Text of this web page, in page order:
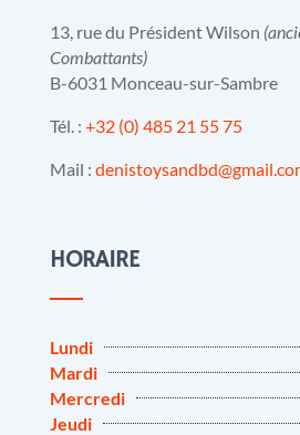
13, rue du Président Wilson
Combattants)
B-6031 Monceau-sur-Sambre
Tél. : +32 (0) 485 21 55 75
Mail :
HORAIRE
Lundi
Mardi
Mercredi
Jeudi